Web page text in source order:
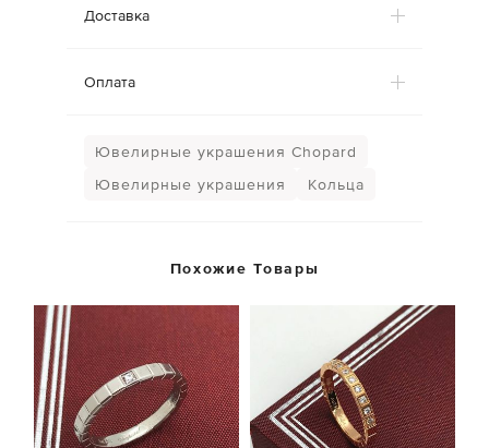
Доставка
Оплата
Ювелирные украшения Chopard
Ювелирные украшения
Кольца
Похожие Товары